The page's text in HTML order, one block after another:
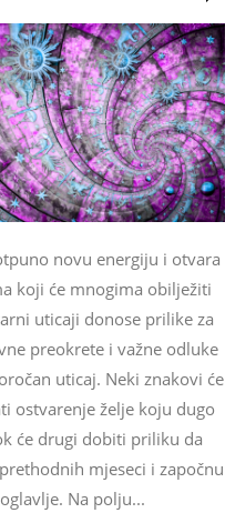
novu energiju i otvara
koji će mnogima obilježiti
uticaji donose prilike za
preokrete i važne odluke
uticaj. Neki znakovi će
ostvarenje želje koju dugo
će drugi dobiti priliku da
mjeseci i započnu
Na polju...